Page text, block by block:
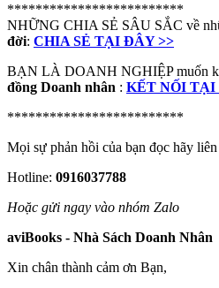
*************************
NHỮNG CHIA SẺ SÂU SẮC về
đời: CHIA SẺ TẠI ĐÂY >>
BẠN LÀ DOANH NGHIỆP muốn
đồng Doanh nhân : KẾT NỐI TẠI
*************************
Mọi sự phản hồi của bạn đọc hãy liên
Hotline: 0916037788
Hoặc gửi ngay vào nhóm Zalo
aviBooks - Nhà Sách Doanh Nhân
Xin chân thành cảm ơn Bạn,